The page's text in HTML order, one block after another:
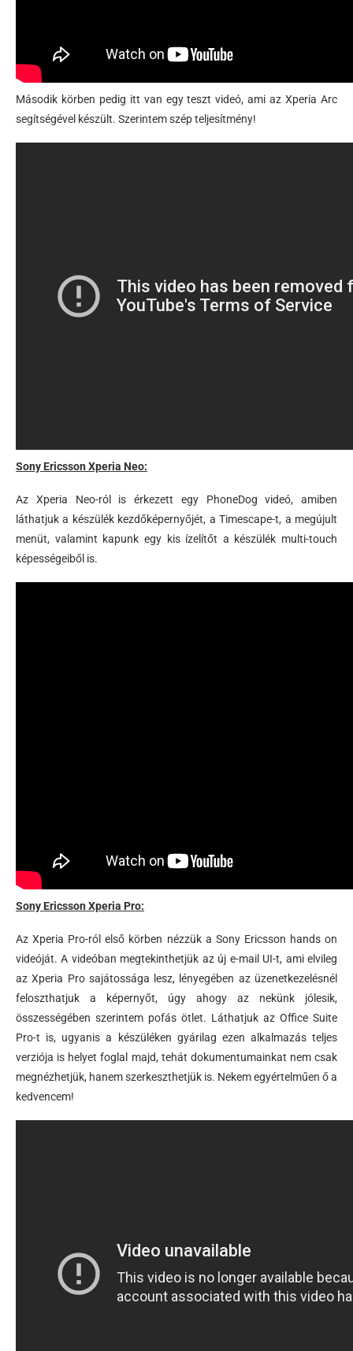
Második körben pedig itt van egy teszt videó, ami az Xperia Arc
segítségével készült. Szerintem szép teljesítmény!
Sony Ericsson Xperia Neo:
Az Xperia Neo-ról is érkezett egy PhoneDog videó, amiben
láthatjuk a készülék kezdőképernyőjét, a Timescape-t, a megújult
menüt, valamint kapunk egy kis ízelítőt a készülék multi-touch
képességeiből is.
Sony Ericsson Xperia Pro:
Az Xperia Pro-ról első körben nézzük a Sony Ericsson hands on
videóját. A videóban megtekinthetjük az új e-mail UI-t, ami elvileg
az Xperia Pro sajátossága lesz, lényegében az üzenetkezelésnél
feloszthatjuk a képernyőt, úgy ahogy az nekünk jólesik,
összességében szerintem pofás ötlet. Láthatjuk az Office Suite
Pro-t is, ugyanis a készüléken gyárilag ezen alkalmazás teljes
verziója is helyet foglal majd, tehát dokumentumainkat nem csak
megnézhetjük, hanem szerkeszthetjük is. Nekem egyértelműen ő a
kedvencem!